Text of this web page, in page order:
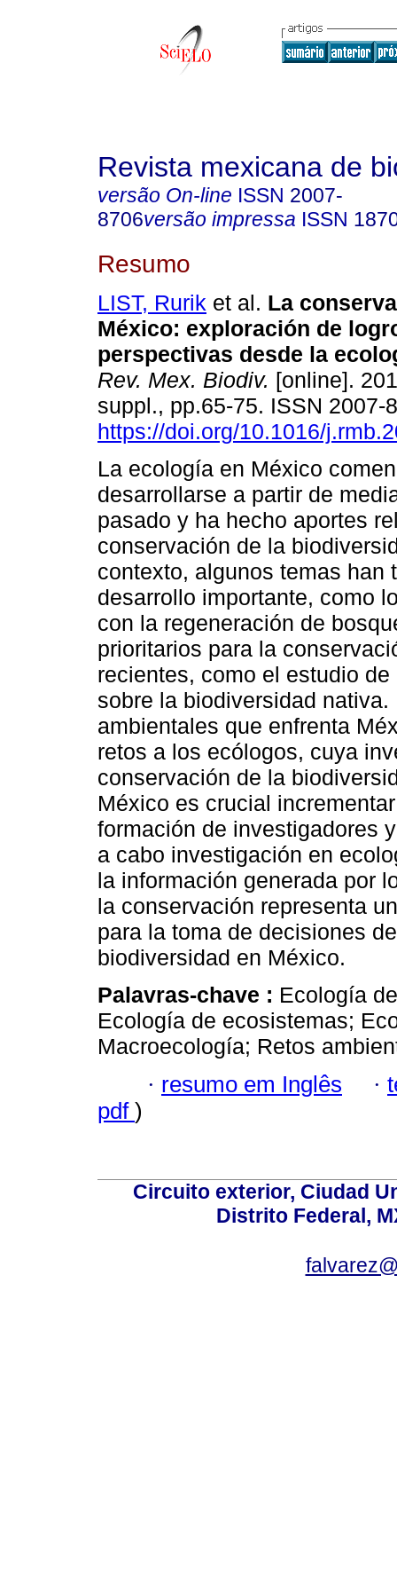
Revista mexicana de
versão On-line ISSN 2007-
8706versão impressa ISSN
Resumo
LIST, Rurik et al. La
México: exploración de
perspectivas desde la
Rev. Mex. Biodiv. [online].
suppl., pp.65-75. ISSN 2007-
https://doi.org/10.1016/
La ecología en México
desarrollarse a partir de
pasado y ha hecho aportes
conservación de la
contexto, algunos temas han
desarrollo importante, como
con la regeneración de
prioritarios para la
recientes, como el estudio
sobre la biodiversidad
ambientales que enfrenta
retos a los ecólogos, cuya
conservación de la
México es crucial
formación de investigadores
a cabo investigación en
la información generada por
la conservación representa
para la toma de decisiones
biodiversidad en México.
Palavras-chave : Ecología
Ecología de ecosistemas;
Macroecología; Retos
· resumo em Inglês ·
pdf )
Circuito exterior, Ciudad
Distrito Federal,